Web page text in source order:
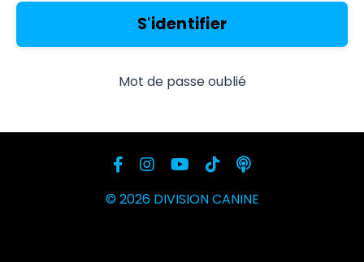
S'identifier
Mot de passe oublié
© 2026 DIVISION CANINE